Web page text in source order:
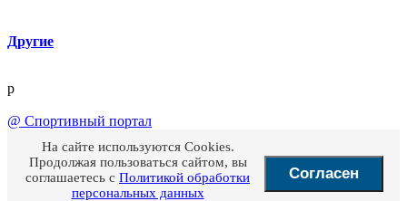
Другие
p
@ Спортивный портал
На сайте используются Cookies.
Продолжая пользоваться сайтом, вы
соглашаетесь с Политикой обработки
персональных данных
Согласен